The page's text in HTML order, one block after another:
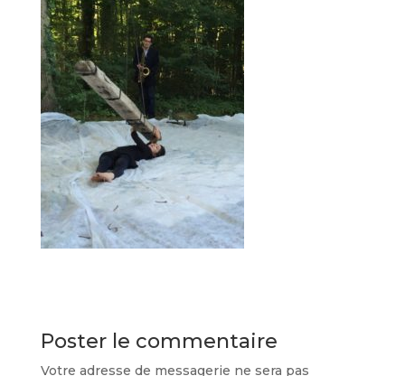
Poster le commentaire
Votre adresse de messagerie ne sera pas